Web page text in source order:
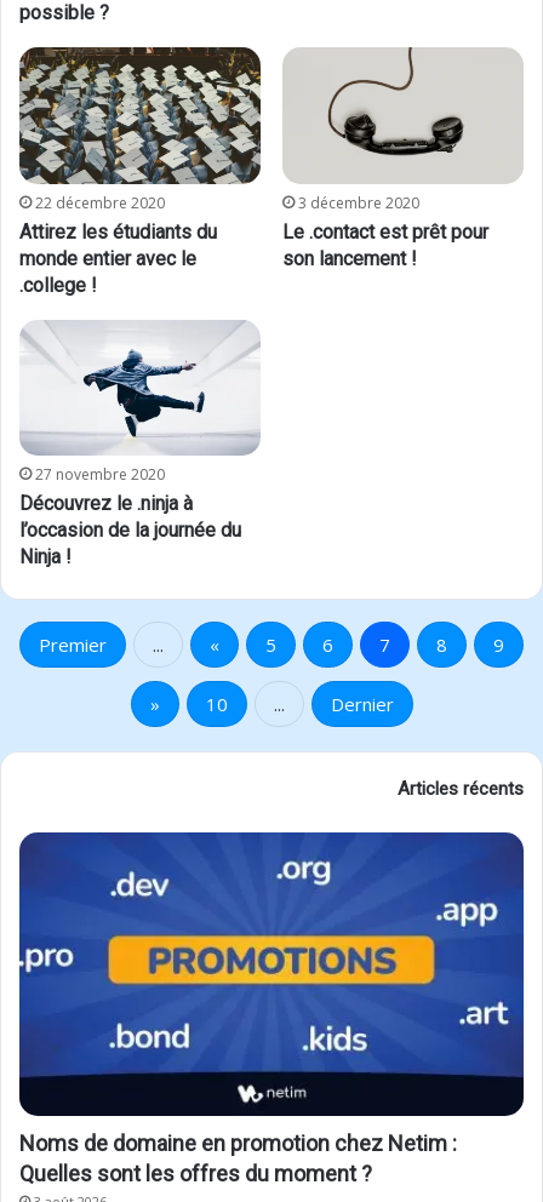
possible ?
22 décembre 2020
Attirez les étudiants du
monde entier avec le
.college !
3 décembre 2020
Le .contact est prêt pour
son lancement !
27 novembre 2020
Découvrez le .ninja à
l’occasion de la journée du
Ninja !
Premier ... « 5 6 7 8 9
» 10 ... Dernier
Articles récents
Noms de domaine en promotion chez Netim :
Quelles sont les offres du moment ?